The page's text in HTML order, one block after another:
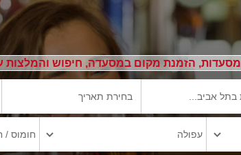
מסעדות, הזמנת מקום במסעדה, חיפוש והמלצות